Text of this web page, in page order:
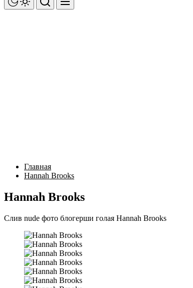
Главная
Hannah Brooks
Hannah Brooks
Слив nude фото блогерши голая Hannah Brooks